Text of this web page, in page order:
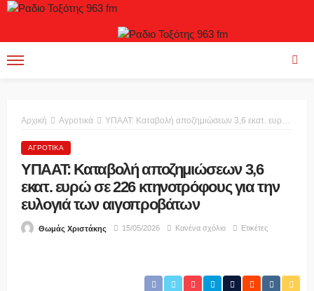
Αρχική Αγροτικά ΥΠΑΑΤ: Καταβολή αποζημιώσεων 3,6 εκατ. ευρώ σε 226 κτηνοτρόφους για την ευλογιά των αιγοπροβάτων
ΑΓΡΟΤΙΚΆ
ΥΠΑΑΤ: Καταβολή αποζημιώσεων 3,6
εκατ. ευρώ σε 226 κτηνοτρόφους για την
ευλογιά των αιγοπροβάτων
Θωμάς Χριστάκης 15/05/2026 Κανένα σχόλιο Ετικέτες